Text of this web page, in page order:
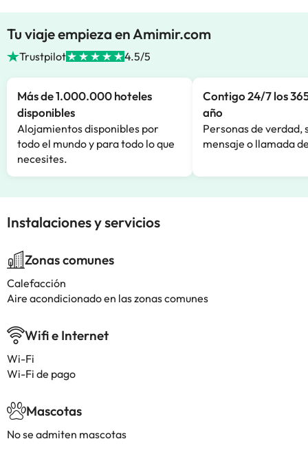
Tu viaje empieza en Amimir.com
Trustpilot 4.5/5
Más de 1.000.000 hoteles
disponibles
Alojamientos disponibles por
todo el mundo y para todo lo que
necesites.
Contigo 24/7 los
año
Personas de verdad,
mensaje o llamada
Instalaciones y servicios
Zonas comunes
Calefacción
Aire acondicionado en las zonas comunes
Wifi e Internet
Wi-Fi
Wi-Fi de pago
Mascotas
No se admiten mascotas